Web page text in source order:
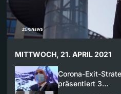
MITTWOCH, 21. APRIL 2021
Corona-Exit-
präsentiert 3…